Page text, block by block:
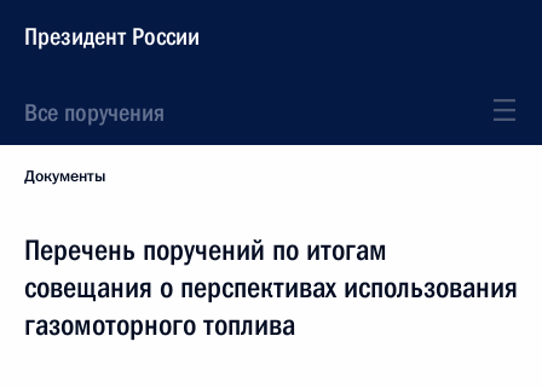
Президент России
Все поручения
Документы
Перечень поручений по итогам
совещания о перспективах использования
газомоторного топлива